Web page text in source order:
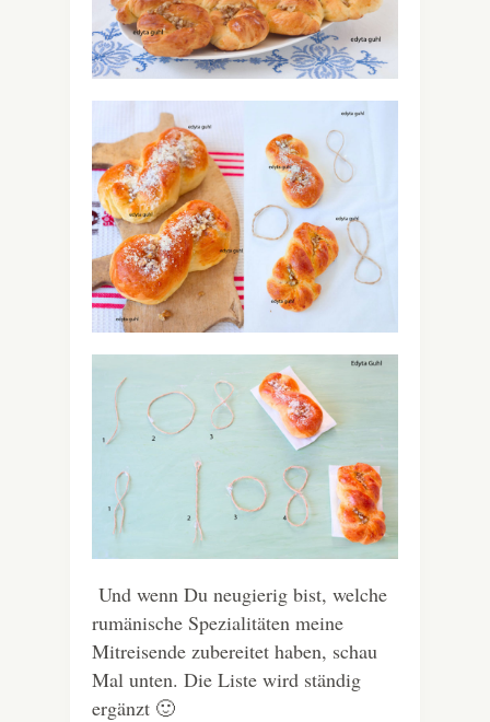
Und wenn Du neugierig bist, welche
rumänische Spezialitäten meine
Mitreisende zubereitet haben, schau
Mal unten. Die Liste wird ständig
ergänzt 🙂